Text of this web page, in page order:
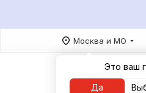
Москва и МО
Это ваш
Да